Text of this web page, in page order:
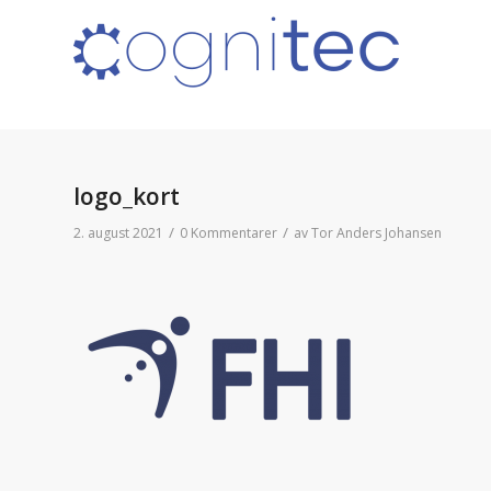
logo_kort
2. august 2021 / 0 Kommentarer / avTor Anders Johansen